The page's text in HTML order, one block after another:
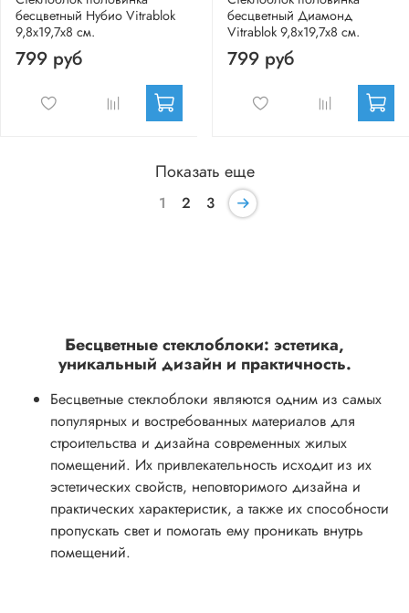
бесцветный Нубио Vitrablok
9,8x19,7x8 см.
799 руб
бесцветный Диамонд
Vitrablok 9,8x19,7x8 см.
799 руб
Показать еще
1 2 3
Бесцветные стеклоблоки: эстетика,
уникальный дизайн и практичность.
Бесцветные стеклоблоки являются одним из самых
популярных и востребованных материалов для
строительства и дизайна современных жилых
помещений. Их привлекательность исходит из их
эстетических свойств, неповторимого дизайна и
практических характеристик, а также их способности
пропускать свет и помогать ему проникать внутрь
помещений.